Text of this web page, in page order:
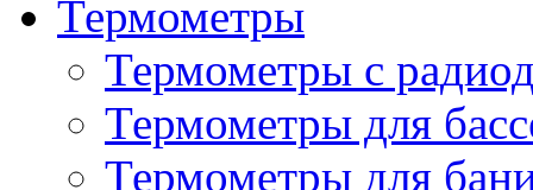
Термометры
Термометры с
Термометры для
Термометры для